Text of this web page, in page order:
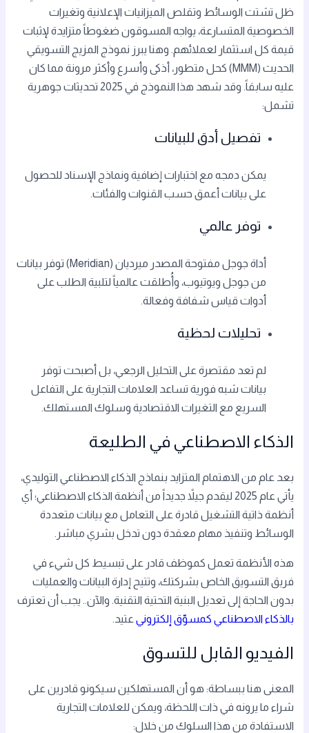
ظل تشتت الوسائط وتقلص الميزانيات الإعلانية وتغيرات
الخصوصية المتسارعة، يواجه المسوقون ضغوطاً متزايدة لإثبات
قيمة كل استثمار لعملائهم. وهنا يبرز نموذج المزيج التسويقي
الحديث (MMM) كحل متطور، أذكى وأسرع وأكثر مرونة مما كان
عليه سابقاً. وقد شهد هذا النموذج في 2025 تحديثات جوهرية
تشمل:
تفصيل أدق للبيانات
يمكن دمجه مع اختبارات إضافية ونماذج الإسناد للحصول
على بيانات أعمق حسب القنوات والفئات.
توفر عالمي
أداة جوجل مفتوحة المصدر ميرديان (Meridian) توفر بيانات
من جوجل ويوتيوب، وأُطلقت عالمياً لتلبية الطلب على
أدوات قياس شفافة وفعالة.
تحليلات لحظية
لم تعد مقتصرة على التحليل الرجعي، بل أصبحت توفر
بيانات شبه فورية تساعد العلامات التجارية على التفاعل
السريع مع التغيرات الاقتصادية وسلوك المستهلك.
الذكاء الاصطناعي في الطليعة
بعد عام من الاهتمام المتزايد بنماذج الذكاء الاصطناعي التوليدي،
يأتي عام 2025 ليقدم جيلاً جديداً من أنظمة الذكاء الاصطناعي؛ أي
أنظمة ذاتية التشغيل قادرة على التعامل مع بيانات متعددة
الوسائط وتنفيذ مهام معقدة دون تدخل بشري مباشر.
هذه الأنظمة تعمل كموظف قادر على تبسيط كل شيء في
فريق التسويق الخاص بشركتك، وتتيح إدارة البيانات والعمليات
بدون الحاجة إلى تعديل البنية التحتية التقنية. والآن.. يجب أن تعترف
بالذكاء الاصطناعي كمسوّق إلكتروني عتيد.
الفيديو القابل للتسوق
المعنى هنا ببساطة: هو أن المستهلكين سيكونو قادرين على
شراء ما يرونه في ذات اللحظة، ويمكن للعلامات التجارية
الاستفادة من هذا السلوك من خلال: